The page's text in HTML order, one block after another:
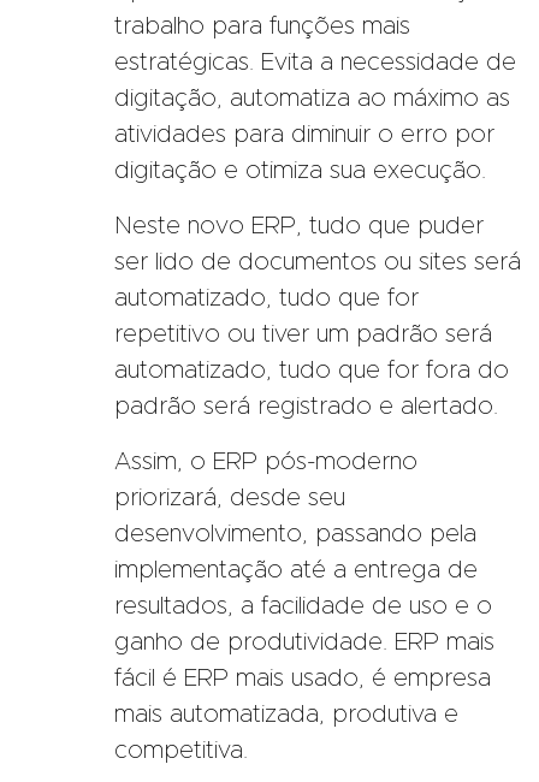
trabalho para funções mais
estratégicas. Evita a necessidade de
digitação, automatiza ao máximo as
atividades para diminuir o erro por
digitação e otimiza sua execução.
Neste novo ERP, tudo que puder
ser lido de documentos ou sites será
automatizado, tudo que for
repetitivo ou tiver um padrão será
automatizado, tudo que for fora do
padrão será registrado e alertado.
Assim, o ERP pós-moderno
priorizará, desde seu
desenvolvimento, passando pela
implementação até a entrega de
resultados, a facilidade de uso e o
ganho de produtividade. ERP mais
fácil é ERP mais usado, é empresa
mais automatizada, produtiva e
competitiva.